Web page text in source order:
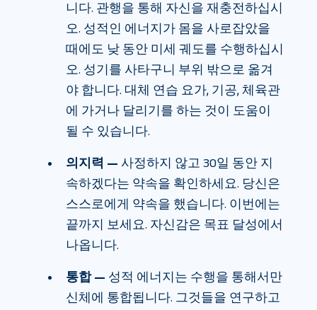
니다. 관행을 통해 자신을 재충전하십시
오. 성적인 에너지가 몸을 사로잡았을
때에도 낮 동안 미세 궤도를 수행하십시
오. 성기를 사타구니 부위 밖으로 옮겨
야 합니다. 대체 연습 요가, 기공, 체육관
에 가거나 달리기를 하는 것이 도움이
될 수 있습니다.
의지력 — 사정하지 않고 30일 동안 지
속하겠다는 약속을 확인하세요. 당신은
스스로에게 약속을 했습니다. 이번에는
끝까지 보세요. 자신감은 목표 달성에서
나옵니다.
통합 — 성적 에너지는 수행을 통해서만
신체에 통합됩니다. 그것들을 연구하고